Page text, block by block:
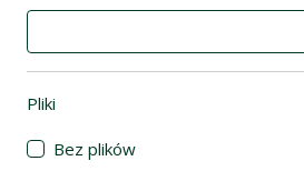
Pliki
Bez plików